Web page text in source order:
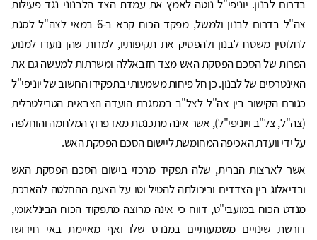
בדרום לבנון. יוניפי"ל נוטה לאמץ את עמדת הצד הלבנוני נגד פעילות
צה"ל בדרום לבנון ולמשל, מפקד הכוח קרא ב-6 במאי לצה"ל לסגת
לחלוטין משטח לבנון ולהפסיק את תקיפותיו, למרות שהן נועדו למנוע
הפרות של הסכם הפסקת האש מצד חזבאללה ומשרתות למעשה גם את
האינטרסים של לבנון. כן חל פיחות משמעותי בתפקידו החשוב של יוניפי"ל
כגורם הקישור בין צה"ל לצל"ב במסגרת הועדה הצבאית הטרילטרלית
(צה"ל, צל"ב ויוניפי"ל), אשר אינה מתכנסת מאז פרוץ המלחמה והוחלפה
על ידי וועדת האכיפה המחומשת ליישום הסכם הפסקת האש.
אשר לארצות הברית, שלה תפקיד מרכזי בישום הסכם הפסקת האש
ובדיאלוג בין הצדדים וביכולתה להטיל וטו על הצעת ההחלטה להארכת
מנדט הכוח במועבי"ט, דווח כי אינה מרוצה מתפקוד הכוח הבינלאומי,
דורשת שינויים משמעותיים במנדט שלו ואף מאיימת באי חידושו